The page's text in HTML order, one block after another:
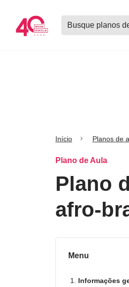
Buscar
planos
Início Planos de
Plano de Aula
Plano
afro-
Menu
Informações